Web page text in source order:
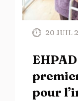
20 JUIL
pour